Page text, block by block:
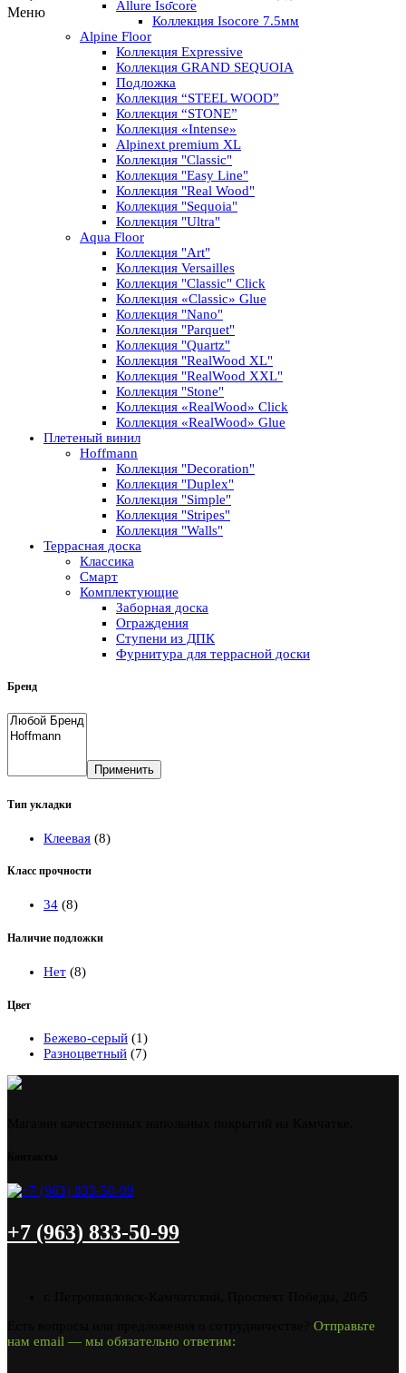
Меню
Allure Isocore
Коллекция Isocore 7.5мм
Alpine Floor
Коллекция Expressive
Коллекция GRAND SEQUOIA
Подложка
Коллекция “STEEL WOOD”
Коллекция “STONE”
Коллекция «Intense»
Alpinext premium XL
Коллекция "Classic"
Коллекция "Easy Line"
Коллекция "Real Wood"
Коллекция "Sequoia"
Коллекция "Ultra"
Aqua Floor
Коллекция "Art"
Коллекция Versailles
Коллекция "Classic" Click
Коллекция «Classic» Glue
Коллекция "Nano"
Коллекция "Parquet"
Коллекция "Quartz"
Коллекция "RealWood XL"
Коллекция "RealWood XXL"
Коллекция "Stone"
Коллекция «RealWood» Click
Коллекция «RealWood» Glue
Плетеный винил
Hoffmann
Коллекция "Decoration"
Коллекция "Duplex"
Коллекция "Simple"
Коллекция "Stripes"
Коллекция "Walls"
Террасная доска
Классика
Смарт
Комплектующие
Заборная доска
Ограждения
Ступени из ДПК
Фурнитура для террасной доски
Бренд
Применить
Тип укладки
Клеевая (8)
Класс прочности
34 (8)
Наличие подложки
Нет (8)
Цвет
Бежево-серый (1)
Разноцветный (7)
+7 (963) 833-50-99
Отправьте
нам email — мы обязательно ответим: